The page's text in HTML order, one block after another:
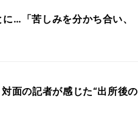
…「苦しみを分かち合い、
面の記者が感じた“出所後の